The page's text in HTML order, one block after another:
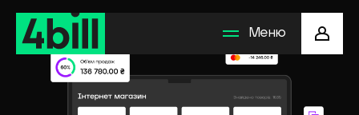
Рішення для бізнесу
Меню